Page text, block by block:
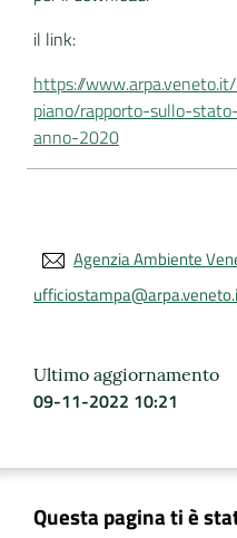
il link:
https://
piano/rapporto-sullo-
anno-2020
Agenzia Ambiente
Ultimo aggiornamento
09-11-2022 10:21
Questa pagina ti è